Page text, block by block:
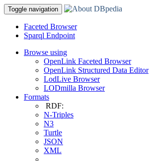
Toggle navigation
Faceted Browser
Sparql Endpoint
Browse using
OpenLink Faceted Browser
OpenLink Structured Data Editor
LodLive Browser
LODmilla Browser
Formats
RDF:
N-Triples
N3
Turtle
JSON
XML